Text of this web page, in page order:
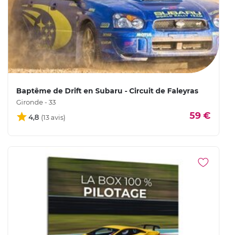
Baptême de Drift en Subaru - Circuit de Faleyras
Gironde - 33
4,8 59 €